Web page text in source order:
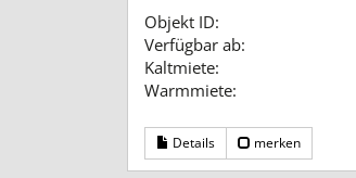
Objekt ID:
Verfügbar ab:
Kaltmiete:
Warmmiete:
Details merken